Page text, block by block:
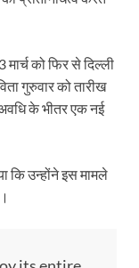
को फिर से दिल्ली
गुरुवार को तारीख
के भीतर एक नई
कि उन्होंने इस मामले